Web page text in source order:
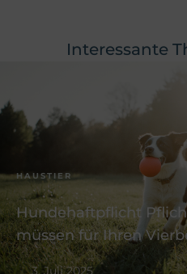
Interessante
HAUSTIER
Hundehaftpflicht
müssen für Ihren
3. Juli 2025